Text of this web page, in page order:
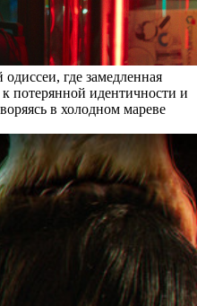
где замедленная
потерянной идентичности и
в холодном мареве